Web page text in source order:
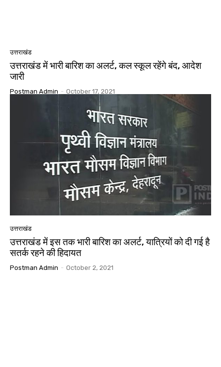
उत्तराखंड
उत्तराखंड में भारी बारिश का अलर्ट, कल स्कूल रहेंगे बंद, आदेश
जारी
Postman Admin - October 17, 2021
उत्तराखंड
उत्तराखंड में इस तक भारी बारिश का अलर्ट, यात्रियों को दी गई है
सतर्क रहने की हिदायत
Postman Admin - October 2, 2021